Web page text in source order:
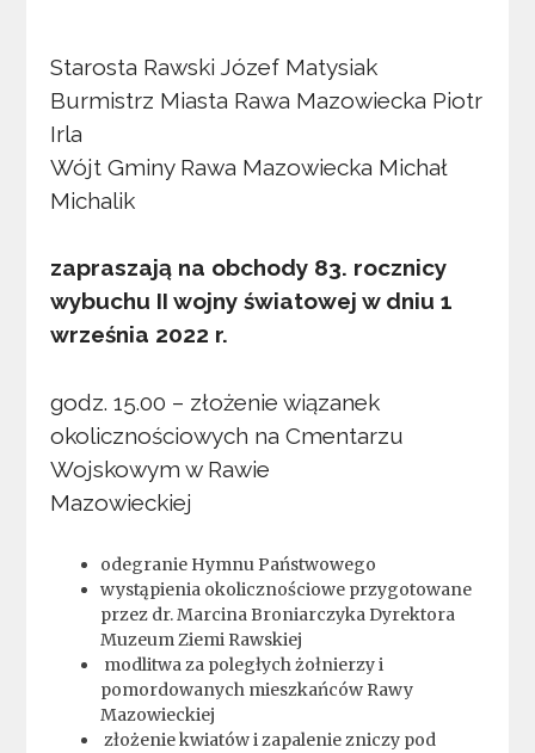
Starosta Rawski Józef Matysiak
Burmistrz Miasta Rawa Mazowiecka Piotr
Irla
Wójt Gminy Rawa Mazowiecka Michał
Michalik
zapraszają na obchody 83. rocznicy
wybuchu II wojny światowej w dniu 1
września 2022 r.
godz. 15.00 – złożenie wiązanek
okolicznościowych na Cmentarzu
Wojskowym w Rawie
Mazowieckiej
odegranie Hymnu Państwowego
wystąpienia okolicznościowe przygotowane
przez dr. Marcina Broniarczyka Dyrektora
Muzeum Ziemi Rawskiej
modlitwa za poległych żołnierzy i
pomordowanych mieszkańców Rawy
Mazowieckiej
złożenie kwiatów i zapalenie zniczy pod